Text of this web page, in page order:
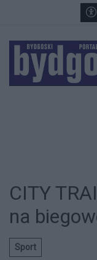
Przejdź do głównych
Przejdź do
Przejdź do głównego
CITY
na
Sport